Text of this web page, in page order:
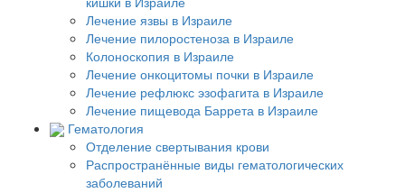
Лечение язвы в Израиле
Лечение пилоростеноза в Израиле
Колоноскопия в Израиле
Лечение онкоцитомы почки в Израиле
Лечение рефлюкс эзофагита в Израиле
Лечение пищевода Баррета в Израиле
Гематология
Отделение свертывания крови
Распространённые виды гематологических
заболеваний